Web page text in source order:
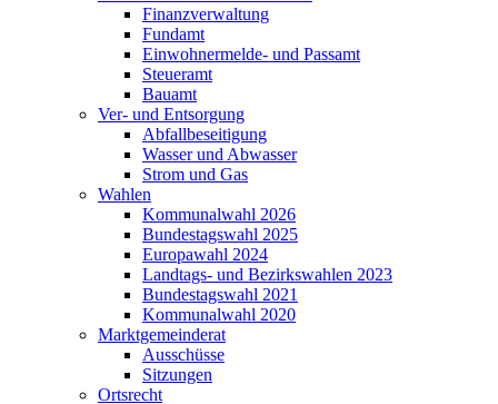
Finanzverwaltung
Fundamt
Einwohnermelde- und Passamt
Steueramt
Bauamt
Ver- und Entsorgung
Abfallbeseitigung
Wasser und Abwasser
Strom und Gas
Wahlen
Kommunalwahl 2026
Bundestagswahl 2025
Europawahl 2024
Landtags- und Bezirkswahlen 2023
Bundestagswahl 2021
Kommunalwahl 2020
Marktgemeinderat
Ausschüsse
Sitzungen
Ortsrecht